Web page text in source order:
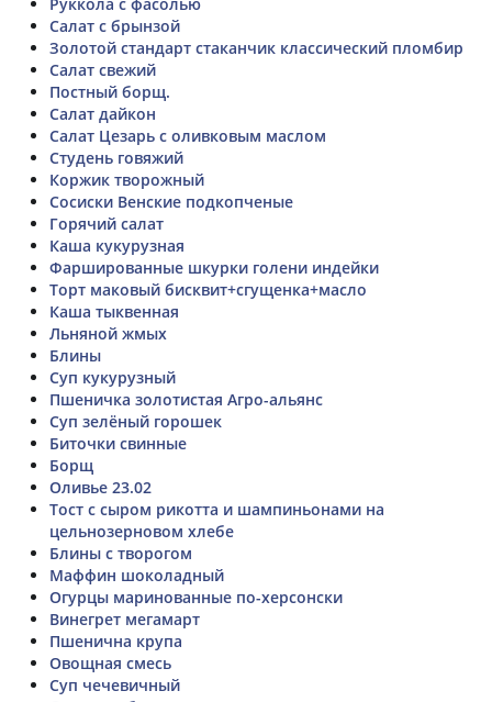
Салат с брынзой
Золотой стандарт стаканчик классический пломбир
Салат свежий
Постный борщ.
Салат дайкон
Салат Цезарь с оливковым маслом
Студень говяжий
Коржик творожный
Сосиски Венские подкопченые
Горячий салат
Каша кукурузная
Фаршированные шкурки голени индейки
Торт маковый бисквит+сгущенка+масло
Каша тыквенная
Льняной жмых
Блины
Суп кукурузный
Пшеничка золотистая Агро-альянс
Суп зелёный горошек
Биточки свинные
Борщ
Оливье 23.02
Тост с сыром рикотта и шампиньонами на
цельнозерновом хлебе
Блины с творогом
Маффин шоколадный
Огурцы маринованные по-херсонски
Винегрет мегамарт
Пшенична крупа
Овощная смесь
Суп чечевичный